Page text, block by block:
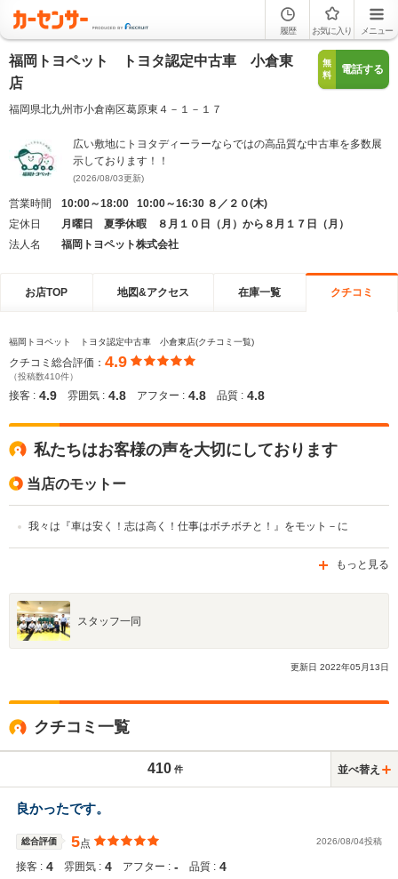
履歴 お気に入り メニュー
福岡トヨペット トヨタ認定中古車 小倉東
店
福岡県北九州市小倉南区葛原東４－１－１７
無
料
電話する
広い敷地にトヨタディーラーならではの高品質な中古車を多数展
示しております！！
(2026/08/03更新)
営業時間
10:00～18:00 10:00～16:30 ８／２０(木)
定休日
月曜日 夏季休暇 ８月１０日（月）から８月１７日（月）
法人名
福岡トヨペット株式会社
お店TOP 地図&アクセス 在庫一覧 クチコミ
福岡トヨペット トヨタ認定中古車 小倉東店(クチコミ一覧)
クチコミ総合評価： 4.9
（投稿数410件）
接客 : 4.9 雰囲気 : 4.8 アフター : 4.8 品質 : 4.8
私たちはお客様の声を大切にしております
当店のモットー
我々は『車は安く！志は高く！仕事はボチボチと！』をモット－に
もっと見る
スタッフ一同
更新日 2022年05 月 13日
クチコミ一覧
410 件 並べ替え
良かったです。
総合評価 5点 2026/08/04投稿
接客 : 4 雰囲気 : 4 アフター : ‐ 品質 : 4